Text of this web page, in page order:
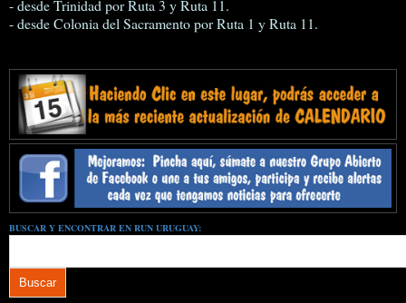
- desde Trinidad por Ruta 3 y Ruta 11.
- desde Colonia del Sacramento por Ruta 1 y Ruta 11.
BUSCAR Y ENCONTRAR EN RUN URUGUAY: